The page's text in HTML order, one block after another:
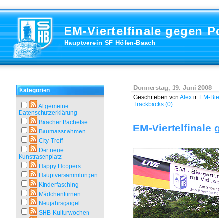
EM-Viertelfinale gegen
Hauptverein SF Höfen-Baach
Kategorien
Allgemeine
Datenschutzerklärung
Baacher Bachetse
Baumassnahmen
City-Treff
Der neue
Kunstrasenplatz
Happy Hoppers
Hauptversammlungen
Kinderfasching
Mädchenturnen
Neujahrsgaigel
SHB-Kulturwochen
Donnerstag, 19. Juni 2008
Geschrieben von Alex in EM-
Trackbacks (0)
EM-Viertelfinale